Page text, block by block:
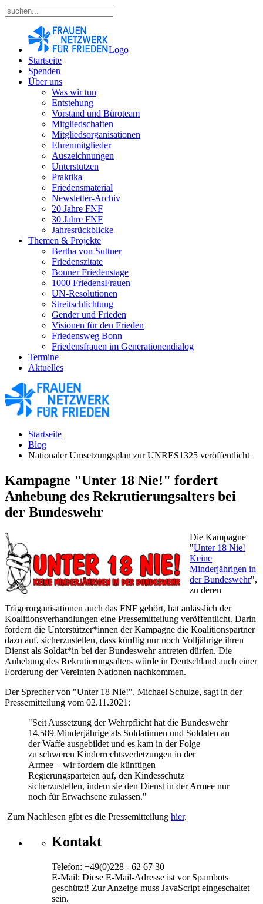
Logo
Startseite
Spenden
Über uns
Was wir tun
Entstehung
Vorstand und Büroteam
Mitgliedschaften
Mitgliedsorganisationen
Ehrenmitglieder
Auszeichnungen
Unterstützen
Praktika
Friedensmaterial
Newsletter-Archiv
20 Jahre FNF
30 Jahre FNF
Jahresrückblicke
Themen & Projekte
Bertha von Suttner
Friedenszitate
Bonner Friedenstage
1000 FriedensFrauen
UN-Resolutionen
Streitschlichtung
Gender und Frieden
Visionen für den Frieden
Friedensweg Bonn
Friedensfrauen im Generationendialog
Termine
Aktuelles
Startseite
Blog
Nationaler Umsetzungsplan zur UNRES1325 veröffentlicht
Kampagne "Unter 18 Nie!" fordert
Anhebung des Rekrutierungsalters bei
der Bundeswehr
Die Kampagne
"Unter 18 Nie!
Keine
Minderjährigen in
der Bundeswehr",
zu deren
Trägerorganisationen auch das FNF gehört, hat anlässlich der
Koalitionsverhandlungen eine Pressemitteilung veröffentlicht. Darin
fordern die Unterstützer*innen der Kampagne die Koalitionspartner
dazu auf, sicherzustellen, dass künftig nur noch Volljährige ihren
Dienst als Soldat*in bei der Bundeswehr antreten dürfen. Die
Anhebung des Rekrutierungsalters würde in Deutschland auch einer
Forderung der Vereinten Nationen nachkommen.
Der Sprecher von "Unter 18 Nie!", Michael Schulze, sagt in der
Pressemitteilung vom 02.11.2021:
"Seit Aussetzung der Wehrpflicht hat die Bundeswehr
14.589 Minderjährige als Soldatinnen und Soldaten an
derWaffe ausgebildet und es kam in derFolge
zu schweren Kinderrechtsverletzungen in der
Armee – wirfordern die künftigen
Regierungsparteien auf, den Kindesschutz
sicherzustellen, indem sie den Dienst in der Armee nur
noch für Erwachsene zulassen."
Zum Nachlesen gibt es die Pressemitteilung hier.
Kontakt
Telefon: +49(0)228 - 62 67 30
E-Mail: Diese E-Mail-Adresse ist vor Spambots
geschützt! Zur Anzeige muss JavaScript eingeschaltet
sein.